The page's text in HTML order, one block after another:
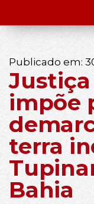
Publicado em:
Justiça
impõe
terra
Bahia